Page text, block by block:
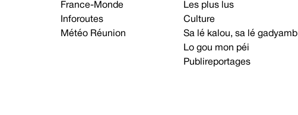
France-Monde
Inforoutes
Météo Réunion
Les plus lus
Culture
Sa lé kalou, sa lé gadyamb
Lo gou mon péi
Publireportages